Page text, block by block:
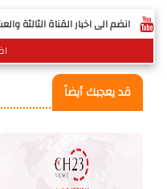
انضم الى اخبار القناة الثالثة
قد يعجبك أيضاً